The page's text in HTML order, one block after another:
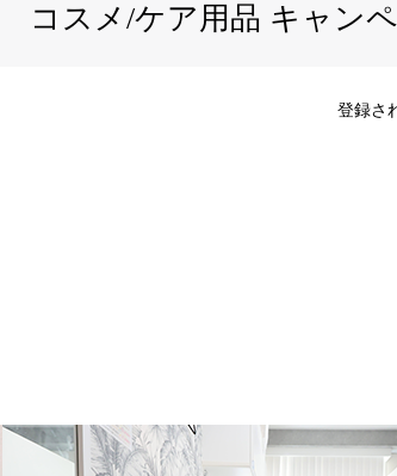
コスメ/ケア用品 キャン
登録さ